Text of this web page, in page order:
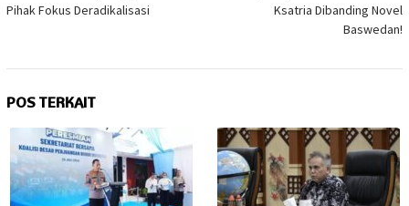
Pihak Fokus Deradikalisasi
Ksatria Dibanding Novel
Baswedan!
POS TERKAIT